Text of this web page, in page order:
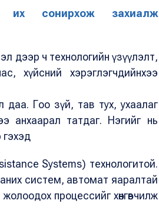
их сонирхож захиалж
дээр ч технологийн үзүүлэлт,
хүйсний хэрэглэгчдийнхээ
Гоо зүй, тав тух, ухаалаг
анхаарал татдаг. Нэгийг нь
Systems) технологитой.
таних систем, автомат яаралтай
процессийг хөнгөвчилж